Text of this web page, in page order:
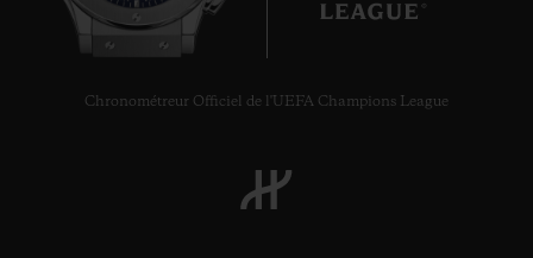
Chronométreur Officiel de l'UEFA Champions League